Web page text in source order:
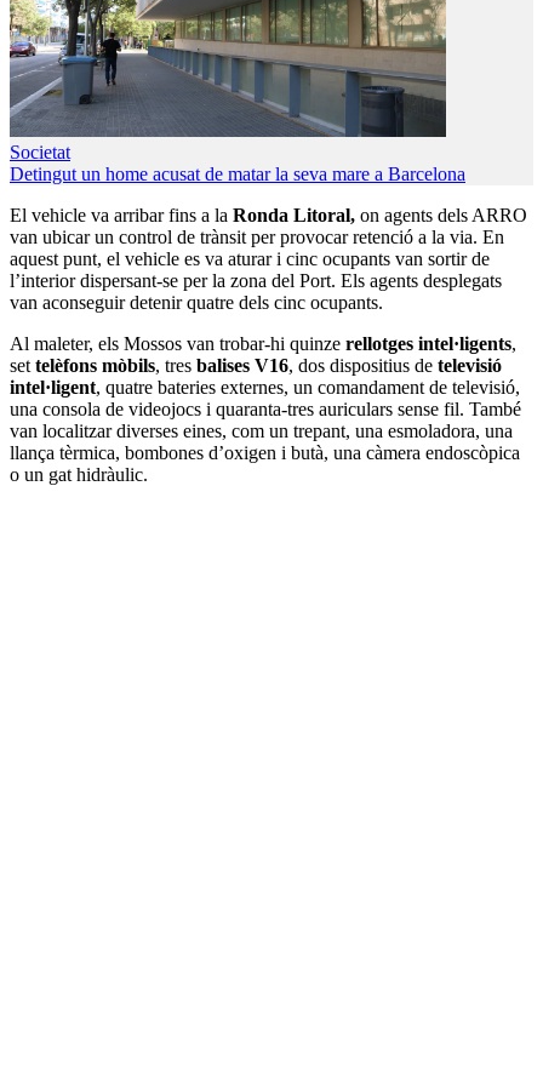
Societat
Detingut un home acusat de matar la seva mare a Barcelona
El vehicle va arribar fins a la Ronda Litoral, on agents dels ARRO
van ubicar un control de trànsit per provocar retenció a la via. En
aquest punt, el vehicle es va aturar i cinc ocupants van sortir de
l’interior dispersant-se per la zona del Port. Els agents desplegats
van aconseguir detenir quatre dels cinc ocupants.
Al maleter, els Mossos van trobar-hi quinze rellotges intel·ligents,
settelèfons mòbils, tres balises V16, dos dispositius de televisió
intel·ligent, quatre bateries externes, un comandament de televisió,
una consola de videojocs i quaranta-tres auriculars sense fil. També
van localitzar diverses eines, com un trepant, una esmoladora, una
llança tèrmica, bombones d’oxigen i butà, una càmera endoscòpica
o un gat hidràulic.